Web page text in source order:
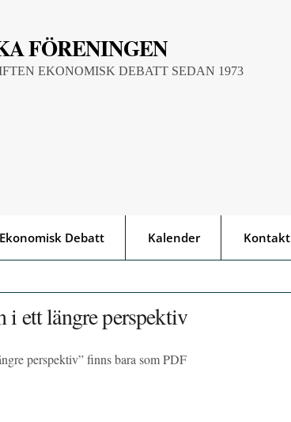
FÖRENINGEN
EKONOMISK DEBATT SEDAN 1973
Ekonomisk Debatt Kalender Kontakt
i ett längre perspektiv
perspektiv” finns bara som PDF